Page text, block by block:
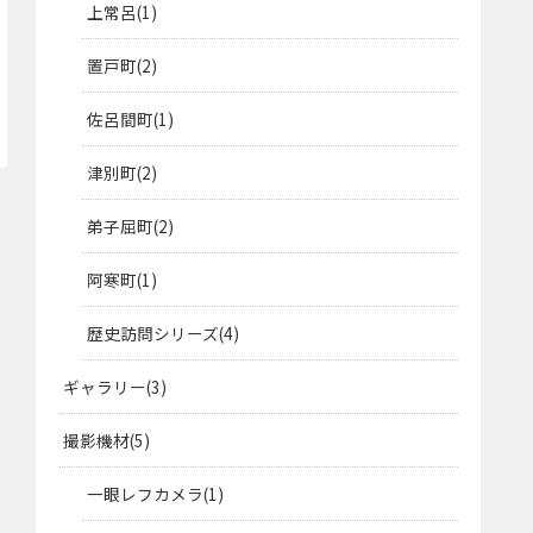
上常呂 1
置戸町 2
佐呂間町 1
津別町 2
弟子屈町 2
阿寒町 1
歴史訪問シリーズ 4
ギャラリー 3
撮影機材 5
一眼レフカメラ 1